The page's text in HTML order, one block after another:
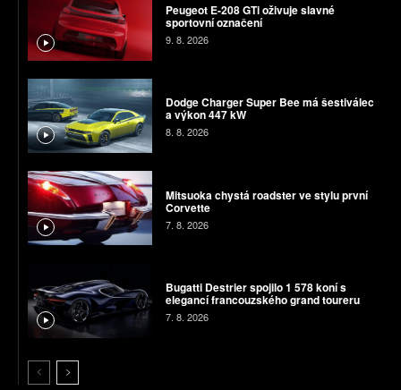
Peugeot E-208 GTi oživuje slavné
sportovní označení
9. 8. 2026
Dodge Charger Super Bee má šestiválec
a výkon 447 kW
8. 8. 2026
Mitsuoka chystá roadster ve stylu první
Corvette
7. 8. 2026
Bugatti Destrier spojilo 1 578 koní s
elegancí francouzského grand toureru
7. 8. 2026